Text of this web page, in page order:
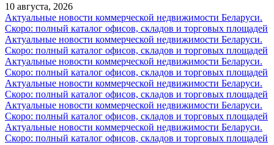
10 августа, 2026
Актуальные новости коммерческой недвижимости Беларуси.
Скоро: полный каталог офисов, складов и торговых площадей
Актуальные новости коммерческой недвижимости Беларуси.
Скоро: полный каталог офисов, складов и торговых площадей
Актуальные новости коммерческой недвижимости Беларуси.
Скоро: полный каталог офисов, складов и торговых площадей
Актуальные новости коммерческой недвижимости Беларуси.
Скоро: полный каталог офисов, складов и торговых площадей
Актуальные новости коммерческой недвижимости Беларуси.
Скоро: полный каталог офисов, складов и торговых площадей
Актуальные новости коммерческой недвижимости Беларуси.
Скоро: полный каталог офисов, складов и торговых площадей